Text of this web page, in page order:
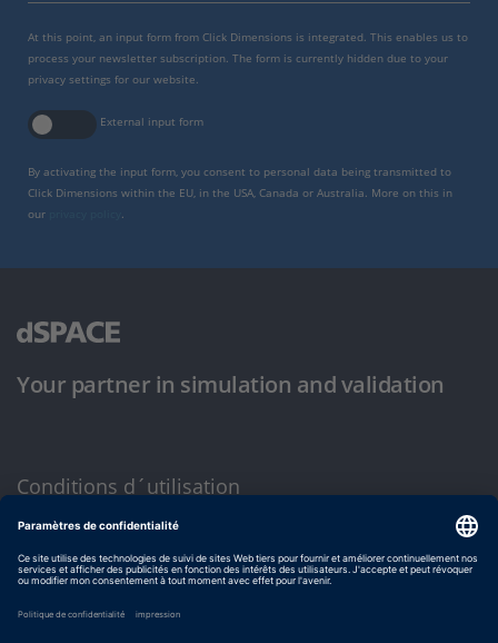
At this point, an input form from Click Dimensions is integrated. This enables us to
process your newsletter subscription. The form is currently hidden due to your
privacy settings for our website.
External input form
By activating the input form, you consent to personal data being transmitted to
Click Dimensions within the EU, in the USA, Canada or Australia. More on this in
our
Your partner in simulation and validation
Conditions d´utilisation
Politique de confidentialité
Mentions légales et conditions générales